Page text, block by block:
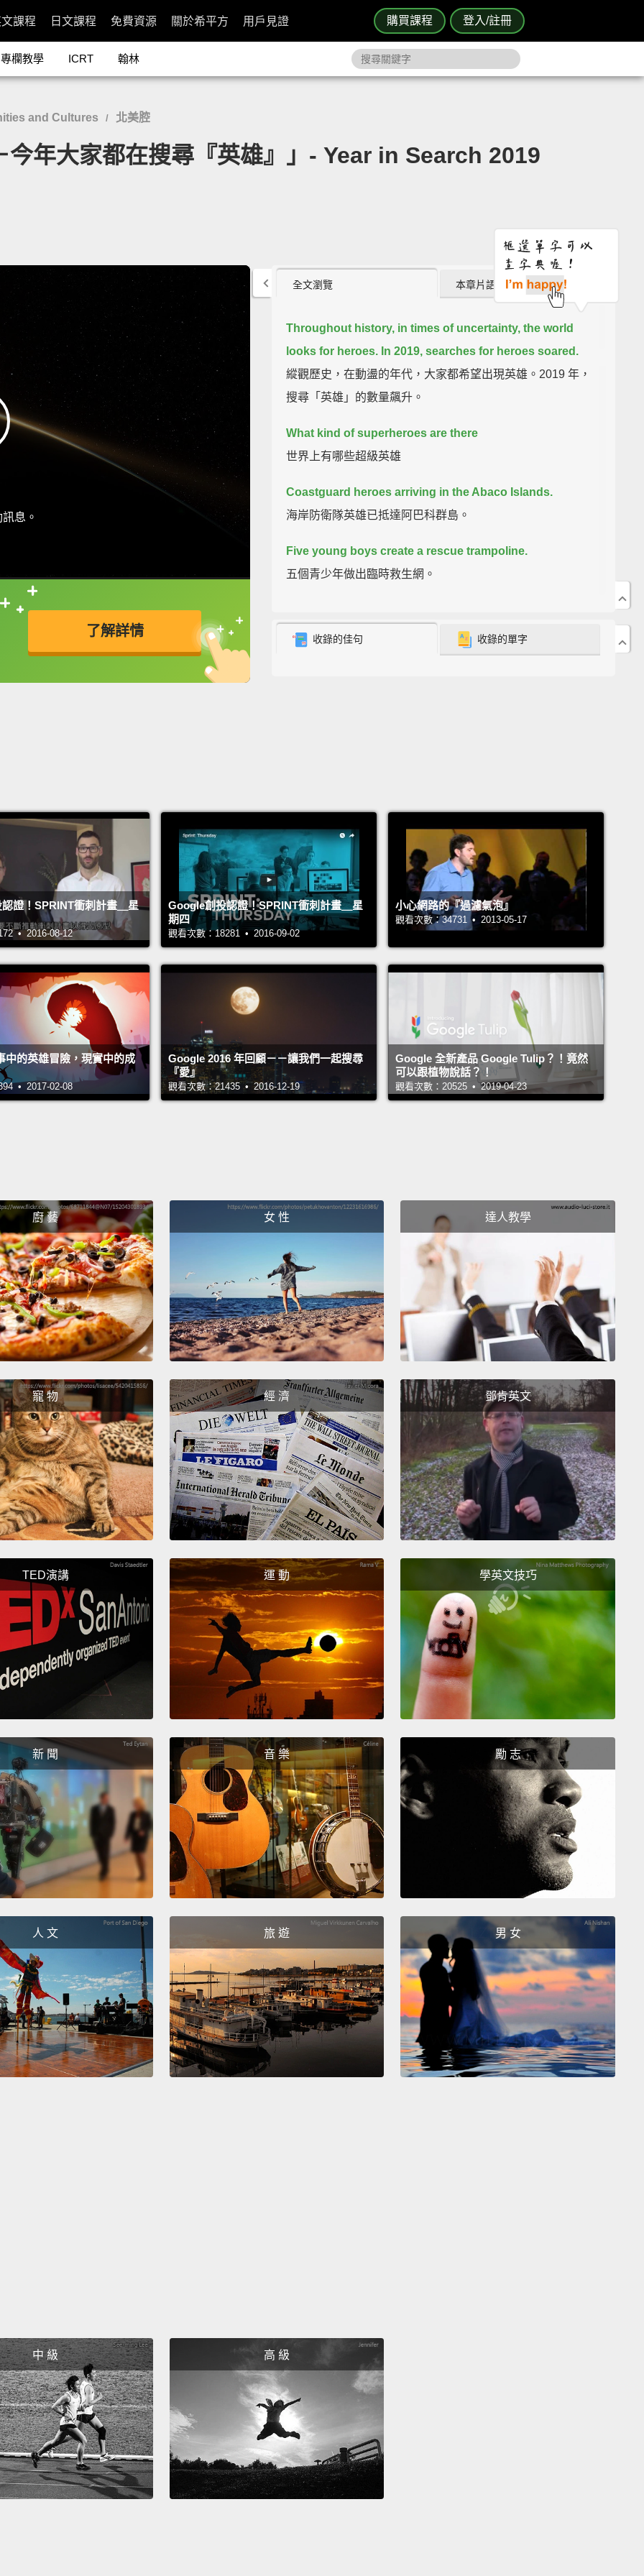
購買課程 登入/註冊
課程 日文課程 免費資源 關於希平方 用戶見證
專欄教學 ICRT 翰林
and Cultures / 北美腔
年大家都在搜尋『英雄』」- Year in Search 2019
息。
了解詳情
接查字典喔！
英
全文瀏覽 本章片語 (0)
Throughout history, in times of uncertainty, the world
looks for heroes. In 2019, searches for heroes soared.
縱觀歷史，在動盪的年代，大家都希望出現英雄。2019 年，
搜尋「英雄」的數量飆升。
What kind of superheroes are there
世界上有哪些超級英雄
Coastguard heroes arriving in the Abaco Islands.
海岸防衛隊英雄已抵達阿巴科群島。
Five young boys create a rescue trampoline.
五個青少年做出臨時救生網。
在兩小時內跑完馬拉松的史上第一人。
Nicolas Mahut lost in the French Open, but then his
seven-year-old son ran onto the court to give his dad a
big hug.
Nicolas Mahut 在法國網球公開賽失利，但接著他七歲的兒子
跑過球場，給爸爸一個大大的擁抱。
Sheroes
女英雄
Her and her sister have been heroes for many little girls
這對姊妹是很多小女孩心目中的英雄。
I want to thank my amazing mom. She's my hero.
我想要感謝我最了不起的母親。她是我的英雄。
我愛你。
...three.
...三。
Exactly what I was thinking.
我完全就是這麼想的。
會飛的超級英雄
When you are free to be you, it is the best feeling in the
world.
能自由自在地做自己是世界上最棒的感覺。
He is the Sully Sullenberger of pizza.
他是披薩界的 Sully Sullenberger。
My family is making a grant to eliminate their student
loans.
我的家族決定捐出一筆錢，付清畢業生的助學貸款。
We know deep down what's right and what's needed.
我們深知什麼事情是正確的，什麼事情是必須的。
I'm gonna fight this.
我絕不屈服。
Who says I can't?
Nobody!
誰說我做不到？沒人有資格這麼說!
Here it comes. Never been done in competition.
來了。沒人在比賽中做到過這個動作。
The category is love, y'all. Love!
這個獎項類別是愛，大家。是愛呀!
Use your heart, your courage, and vision to fix, to heal, to
empathize, to connect. Because living life for something
bigger than yourself is a hero's journey.
用你的心、你的勇氣與視野，去彌補、療傷，理解他人、與人
連結，因為不只為自己而活正是英雄所為。
To everyone using their powers to empower others.
收錄的佳句 收錄的單字
證！SPRINT衝刺計畫＿星
• 2016-08-12
Google創投認證！SPRINT衝刺計畫＿星
期四
觀看次數：18281 • 2016-09-02
小心網路的『過濾氣泡』
觀看次數：34731 • 2013-05-17
中的英雄冒險，現實中的成
• 2017-02-08
Google 2016 年回顧－－讓我們一起搜尋
『愛』
觀看次數：21435 • 2016-12-19
Google 全新產品 Google Tulip？！竟然
可以跟植物說話？！
觀看次數：20525 • 2019-04-23
廚 藝 女 性 達人教學
寵 物 經 濟 鄧肯英文
TED演講 運 動 學英文技巧
新 聞 音 樂 勵 志
人 文 旅 遊 男 女
中 級 高 級